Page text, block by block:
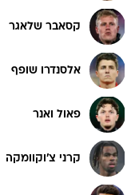
קסאבר שלאגר
אלסנדרו שופף
פאול ואנר
קרני צ'וקוומקה